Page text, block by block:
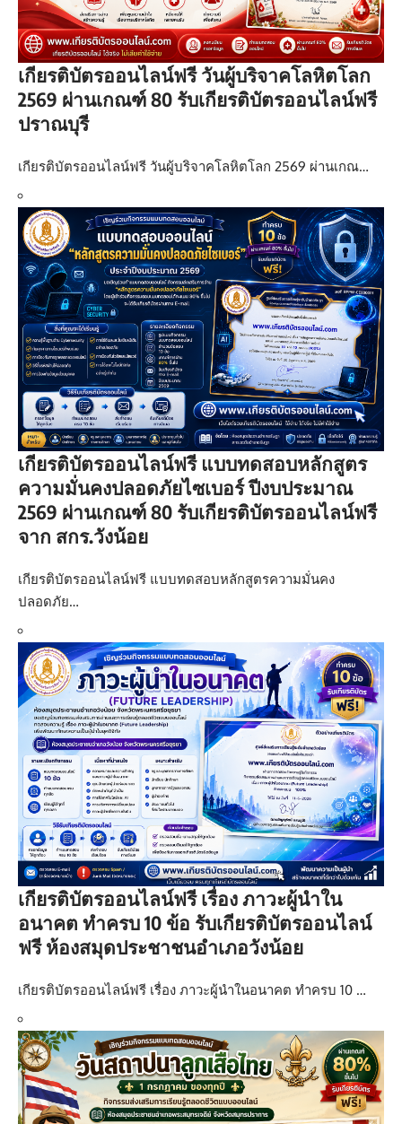
เกียรติบัตรออนไลน์ฟรี วันผู้บริจาคโลหิตโลก
2569 ผ่านเกณฑ์ 80 รับเกียรติบัตรออนไลน์ฟรี
ปราณบุรี
เกียรติบัตรออนไลน์ฟรี วันผู้บริจาคโลหิตโลก 2569 ผ่านเกณ…
เกียรติบัตรออนไลน์ฟรี แบบทดสอบหลักสูตร
ความมั่นคงปลอดภัยไซเบอร์ ปีงบประมาณ
2569 ผ่านเกณฑ์ 80 รับเกียรติบัตรออนไลน์ฟรี
จาก สกร.วังน้อย
เกียรติบัตรออนไลน์ฟรี แบบทดสอบหลักสูตรความมั่นคง
ปลอดภัย…
เกียรติบัตรออนไลน์ฟรี เรื่อง ภาวะผู้นำใน
อนาคต ทำครบ 10 ข้อ รับเกียรติบัตรออนไลน์
ฟรี ห้องสมุดประชาชนอำเภอวังน้อย
เกียรติบัตรออนไลน์ฟรี เรื่อง ภาวะผู้นำในอนาคต ทำครบ 10 …